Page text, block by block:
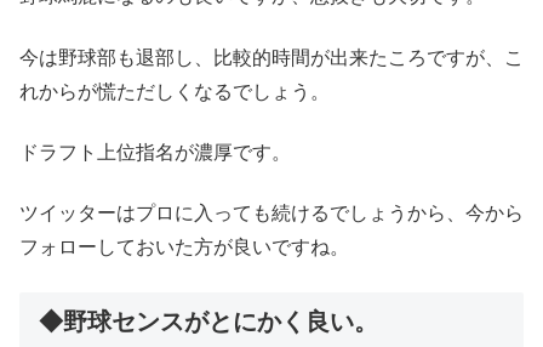
今は野球部も退部し、比較的時間が出来たころですが、こ
れからが慌ただしくなるでしょう。
ドラフト上位指名が濃厚です。
ツイッターはプロに入っても続けるでしょうから、今から
フォローしておいた方が良いですね。
◆野球センスがとにかく良い。